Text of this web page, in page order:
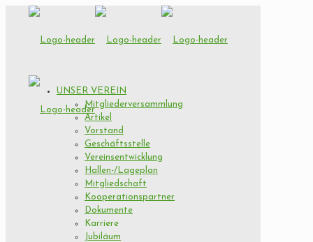
UNSER VEREIN
Mitgliederversammlung
Artikel
Vorstand
Geschäftsstelle
Vereinsentwicklung
Hallen-/Lageplan
Mitgliedschaft
Kooperationspartner
Dokumente
Karriere
Jubiläum